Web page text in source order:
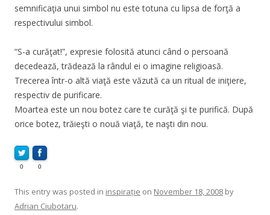
semnificaţia unui simbol nu este totuna cu lipsa de forţă a
respectivului simbol.
“S-a curăţat!”, expresie folosită atunci când o persoană
decedează, trădează la rândul ei o imagine religioasă.
Trecerea într-o altă viaţă este văzută ca un ritual de iniţiere,
respectiv de purificare.
Moartea este un nou botez care te curăţă şi te purifică. După
orice botez, trăieşti o nouă viaţă, te naşti din nou.
0 0
This entry was posted in inspirație on November 18, 2008 by
Adrian Ciubotaru.